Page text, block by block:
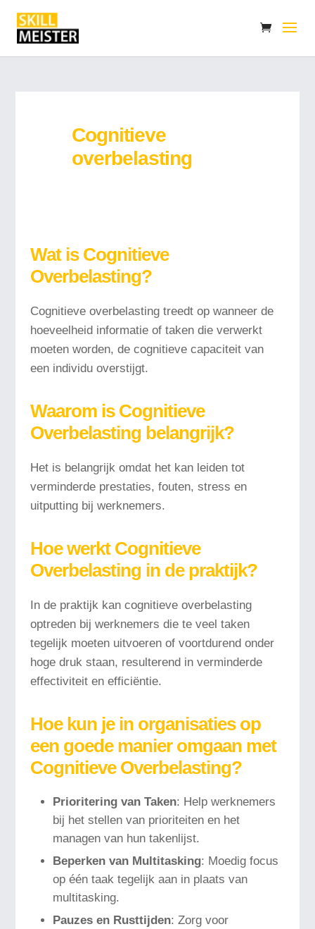
Cognitieve
overbelasting
Wat is Cognitieve
Overbelasting?
Cognitieve overbelasting treedt op wanneer de
hoeveelheid informatie of taken die verwerkt
moeten worden, de cognitieve capaciteit van
een individu overstijgt.
Waarom is Cognitieve
Overbelasting belangrijk?
Het is belangrijk omdat het kan leiden tot
verminderde prestaties, fouten, stress en
uitputting bij werknemers.
Hoe werkt Cognitieve
Overbelasting in de praktijk?
In de praktijk kan cognitieve overbelasting
optreden bij werknemers die te veel taken
tegelijk moeten uitvoeren of voortdurend onder
hoge druk staan, resulterend in verminderde
effectiviteit en efficiëntie.
Hoe kun je in organisaties op
een goede manier omgaan met
Cognitieve Overbelasting?
Prioritering van Taken: Help werknemers
bij het stellen van prioriteiten en het
managen van hun takenlijst.
Beperken van Multitasking: Moedig focus
op één taak tegelijk aan in plaats van
multitasking.
Pauzes en Rusttijden: Zorg voor